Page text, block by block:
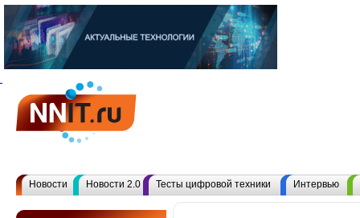
Новости Новости 2.0 Тесты цифровой техники Интервью